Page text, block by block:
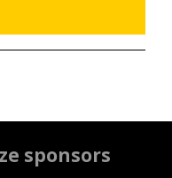
sponsors